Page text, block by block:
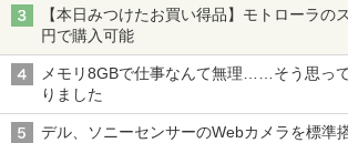
【本日みつけたお買い得品】モトローラの
円で購入可能
メモリ8GBで仕事なんて無理……そう思っ
りました
デル、ソニーセンサーのWebカメラを標準